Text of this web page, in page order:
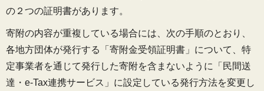
の２つの証明書があります。
寄附の内容が重複している場合には、次の手順のとおり、
各地方団体が発行する「寄附金受領証明書」について、特
定事業者を通じて発行した寄附を含まないように「民間送
達・e-Tax連携サービス」に設定している発行方法を変更し